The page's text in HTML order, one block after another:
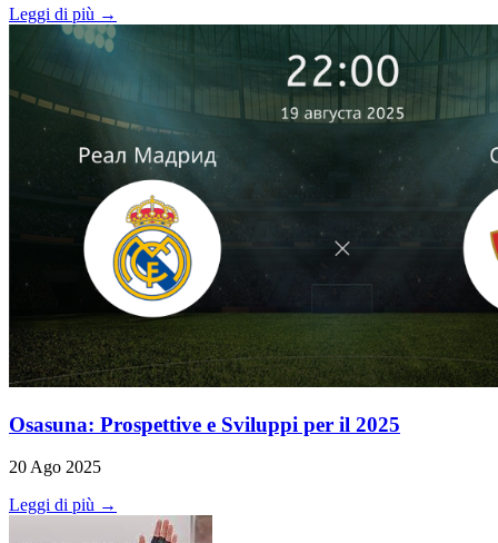
Leggi di più →
Osasuna: Prospettive e Sviluppi per il 2025
20 Ago 2025
Leggi di più →